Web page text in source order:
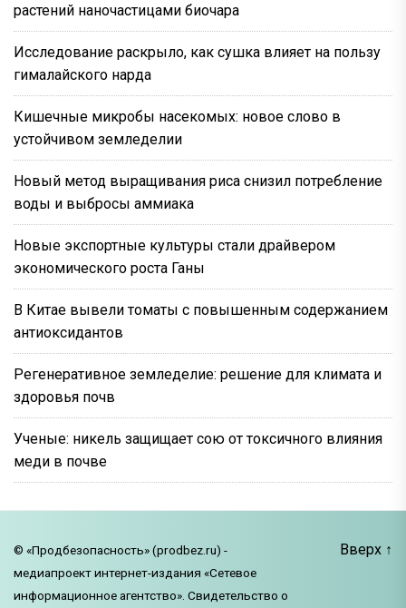
растений наночастицами биочара
Исследование раскрыло, как сушка влияет на пользу
гималайского нарда
Кишечные микробы насекомых: новое слово в
устойчивом земледелии
Новый метод выращивания риса снизил потребление
воды и выбросы аммиака
Новые экспортные культуры стали драйвером
экономического роста Ганы
В Китае вывели томаты с повышенным содержанием
антиоксидантов
Регенеративное земледелие: решение для климата и
здоровья почв
Ученые: никель защищает сою от токсичного влияния
меди в почве
© «Продбезопасность» (prodbez.ru) -
медиапроект интернет-издания «Сетевое
информационное агентство». Свидетельство о
Вверх ↑